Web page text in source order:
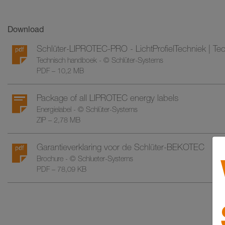
Download
Schlüter-LIPROTEC-PRO - LichtProfielTechniek |
Technisch handboek - © Schlüter-Systems
PDF – 10,2 MB
Package of all LIPROTEC energy labels
Energielabel - © Schlüter-Systems
ZIP – 2,78 MB
Garantieverklaring voor de Schlüter-BEKOTEC
Brochure - © Schlueter-Systems
PDF – 78,09 KB